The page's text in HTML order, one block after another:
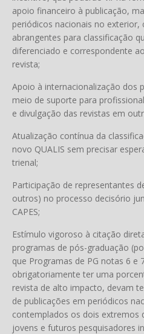
apoio financeiro à publicação,
periódicos nacionais no
abrangentes para classificação
diferenciado e correspondente
revista;
Apoio à internacionalização dos
meio de suporte para
e divulgação das revistas em
Atualização contínua da
novo QUALIS sem precisar
trienal;
Participação de representantes
outros) no processo decisório
CAPES;
Estímulo vigoroso à citação
programas de pós-graduação
que Programas de PG notas 6 e
obrigatoriamente ter uma
revista de alto impacto, devam
de publicações em periódicos
contemplados os dois extremos
jovens e futuros pesquisadores